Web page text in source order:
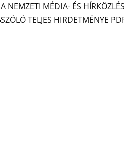
A NEMZETI MÉDIA- ÉS
SZÓLÓ TELJES HIRDETMÉNYE